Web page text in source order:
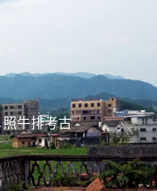
照牛排考古